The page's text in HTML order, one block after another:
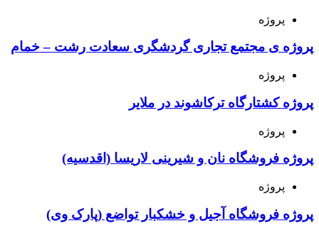
پروژه
پروژه ی مجتمع تجاری گردشگری سعادت رشت – خمام
پروژه
پروژه کشتارگاه ترکاشوند در ملایر
پروژه
پروژه فروشگاه نان و شیرینی لاریسا (اقدسیه)
پروژه
پروژه فروشگاه آجیل و خشکبار تواضع (پارک وی)